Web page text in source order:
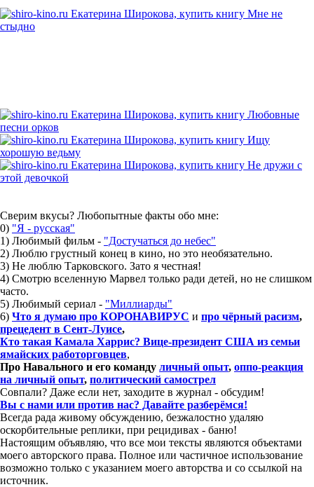
Сверим вкусы? Любопытные факты обо мне:
0) "Я - русская"
1) Любимый фильм - "Достучаться до небес"
2) Люблю грустный конец в кино, но это необязательно.
3) Не люблю Тарковского. Зато я честная!
4) Смотрю вселенную Марвел только ради детей, но не слишком
часто.
5) Любимый сериал - "Миллиарды"
6) Что я думаю про КОРОНАВИРУС и про чёрный расизм,
прецедент в Сент-Луисе,
Кто такая Камала Харрис? Вице-президент США из семьи
ямайских работорговцев,
Про Навального и его команду личный опыт, оппо-реакция
на личный опыт, политический самострел
Совпали? Даже если нет, заходите в журнал - обсудим!
Вы с нами или против нас? Давайте разберёмся!
Всегда рада живому обсуждению, безжалостно удаляю
оскорбительные реплики, при рецидивах - баню!
Настоящим объявляю, что все мои тексты являются объектами
моего авторского права. Полное или частичное использование
возможно только с указанием моего авторства и со ссылкой на
источник.